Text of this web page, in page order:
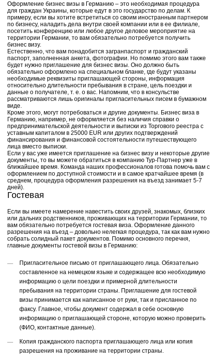
Оформление бизнес визы в Германию – это необходимая процедура
для граждан Украины, которые едут в это государство по делам. К
примеру, если вы хотите встретиться со своим иностранным партнером
по бизнесу, наладить дела внутри своей компании или в ее филиале,
посетить конференцию или любое другое деловое мероприятие на
территории Германии, то вам обязательно потребуется получить
бизнес визу.
Естественно, что вам понадобится загранпаспорт и гражданский
паспорт, заполненная анкета, фотографии. Но помимо этого вам также
будет нужно приглашение для бизнес визы. Оно должно быть
обязательно оформлено на специальном бланке, где будут указаны
необходимые реквизиты приглашающей стороны, информация
относительно длительности пребывания в стране, цель поездки и
данные о получателе, т. е. о вас. Напомним, что в консульстве
рассматриваются лишь оригиналы пригласительных писем в бумажном
виде.
Кроме этого, могут потребоваться и другие документы. Бизнес виза в
Германию, например, не оформляется без наличия справки о
предпринимательской деятельности и выписки из Торгового реестра с
уставным капиталом в 25000 EUR или других подтверждений
финансирования и финансовой состоятельности путешествующего
лица вместо выписки.
Если у вас уже имеется приглашение на бизнес визу и некоторые другие
документы, то вы можете обратиться в компанию Тур-Партнер уже в
ближайшее время. Команда наших профессионалов готова помочь вам с
оформлением по доступной стоимости и в самое кратчайшее время (в
среднем, процедура оформления разрешения на въезд занимает 5-7
дней).
Гостевая
Если вы имеете намерение навестить своих друзей, знакомых, близких
или дальних родственников, проживающих на территории Германии, то
вам обязательно потребуется гостевая виза. Оформление данного
разрешения на въезд – довольно нелегкая процедура, так как вам нужно
собрать солидный пакет документов. Помимо основного перечня,
главные документы гостевой визы в Германию:
Пригласительное письмо от приглашающего лица. Обязательно
составленное на немецком языке и содержащее всю необходимую
информацию о цели поездки и примерной длительности
пребывания на территории страны. Приглашение для гостевой
визы принимается как написанное от руки, так и присланное по
факсу. Главное, чтобы документ содержал в себе основную
информацию о приглашающей стороне, которую можно проверить
(ФИО, контактные данные).
Копия гражданского паспорта приглашающего лица или копия
разрешения на проживание на территории страны.